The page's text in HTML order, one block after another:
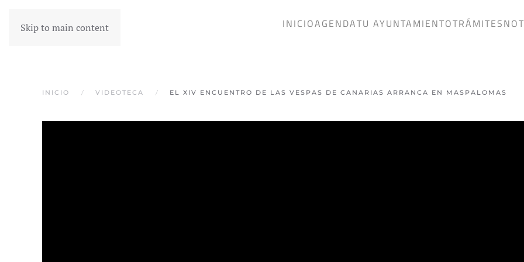
Skip to main content INICIOAGENDATU AYUNTAMIENTOTRÁMITES
INICIO VIDEOTECA EL XIV ENCUENTRO DE LAS VESPAS DE CANARIAS ARRANCA EN MASPALOMAS